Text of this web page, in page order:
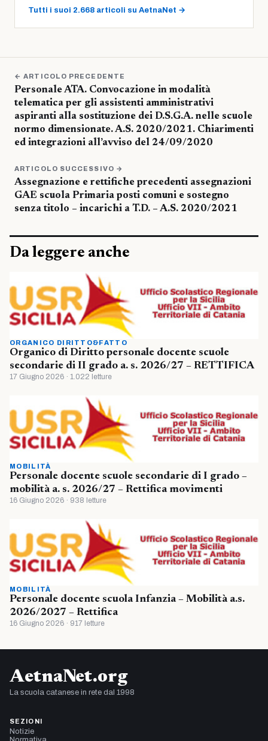
Tutti i suoi 2.668 articoli su AetnaNet →
← ARTICOLO PRECEDENTE
Personale ATA. Convocazione in modalità
telematica per gli assistenti amministrativi
aspiranti alla sostituzione dei D.S.G.A. nelle scuole
normo dimensionate. A.S. 2020/2021. Chiarimenti
ed integrazioni all’avviso del 24/09/2020
ARTICOLO SUCCESSIVO →
Assegnazione e rettifiche precedenti assegnazioni
GAE scuola Primaria posti comuni e sostegno
senza titolo – incarichi a T.D. – A.S. 2020/2021
Da leggere anche
ORGANICO DIRITTO&FATTO
Organico di Diritto personale docente scuole
secondarie di II grado a. s. 2026/27 – RETTIFICA
17 Giugno 2026 · 1.022 letture
MOBILITÀ
Personale docente scuole secondarie di I grado –
mobilità a. s. 2026/27 – Rettifica movimenti
16 Giugno 2026 · 938 letture
MOBILITÀ
Personale docente scuola Infanzia – Mobilità a.s.
2026/2027 – Rettifica
16 Giugno 2026 · 917 letture
AetnaNet.org
La scuola catanese in rete dal 1998
SEZIONI
Notizie